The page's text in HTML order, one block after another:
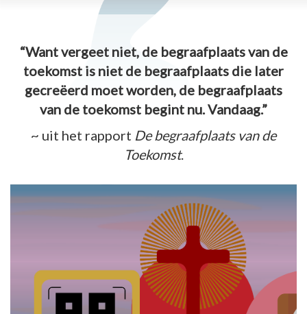
“Want vergeet niet, de begraafplaats van de
toekomst is niet de begraafplaats die later
gecreëerd moet worden, de begraafplaats
van de toekomst begint nu. Vandaag.”
~ uit het rapport De begraafplaats van de
Toekomst.